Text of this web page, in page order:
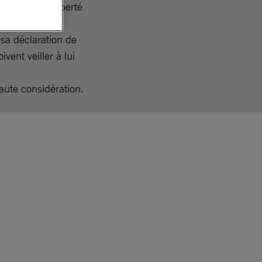
droit à la liberté
déclaration de
veiller à lui
considération.